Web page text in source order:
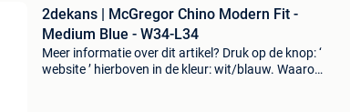
2dekans | McGregor Chino Modern Fit -
Medium Blue - W34-L34
Meer informatie over dit artikel? Druk op de knop: ‘
website ’ hierboven in de kleur: wit/blauw. Waarom